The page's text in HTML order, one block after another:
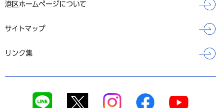
港区ホームページについて
サイトマップ
リンク集